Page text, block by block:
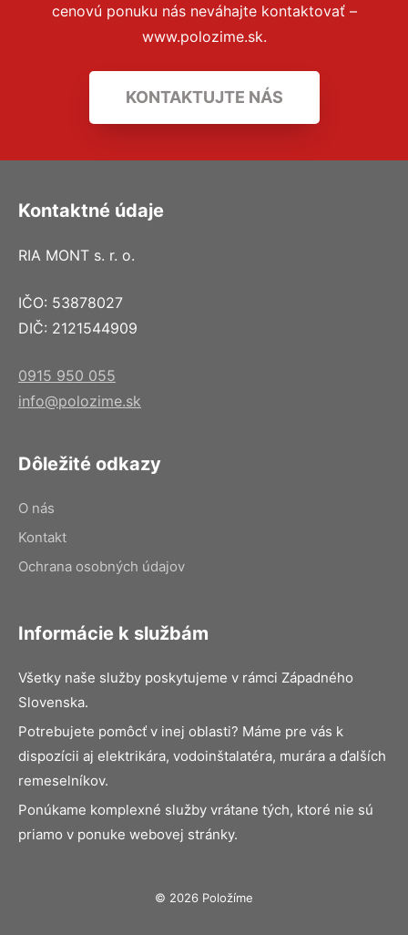
cenovú ponuku nás neváhajte kontaktovať –
www.polozime.sk.
KONTAKTUJTE NÁS
Kontaktné údaje
RIA MONT s. r. o.
IČO: 53878027
DIČ: 2121544909
0915 950 055
info@polozime.sk
Dôležité odkazy
O nás
Kontakt
Ochrana osobných údajov
Informácie k službám
Všetky naše služby poskytujeme v rámci Západného
Slovenska.
Potrebujete pomôcť v inej oblasti? Máme pre vás k
dispozícii aj elektrikára, vodoinštalatéra, murára a ďalších
remeselníkov.
Ponúkame komplexné služby vrátane tých, ktoré nie sú
priamo v ponuke webovej stránky.
© 2026 Položíme